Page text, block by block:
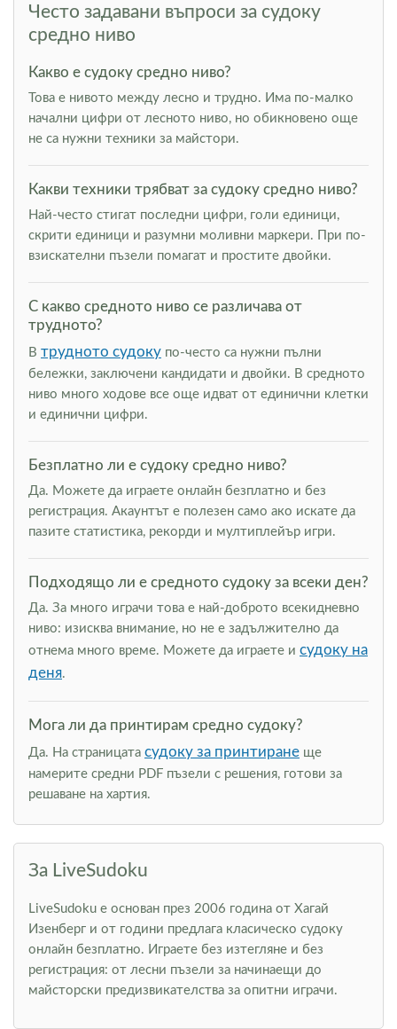
Често задавани въпроси за судоку
средно ниво
Какво е судоку средно ниво?
Това е нивото между лесно и трудно. Има по-малко
начални цифри от лесното ниво, но обикновено още
не са нужни техники за майстори.
Какви техники трябват за судоку средно ниво?
Най-често стигат последни цифри, голи единици,
скрити единици и разумни моливни маркери. При по-
взискателни пъзели помагат и простите двойки.
С какво средното ниво се различава от
трудното?
В трудното судоку по-често са нужни пълни
бележки, заключени кандидати и двойки. В средното
ниво много ходове все още идват от единични клетки
и единични цифри.
Безплатно ли е судоку средно ниво?
Да. Можете да играете онлайн безплатно и без
регистрация. Акаунтът е полезен само ако искате да
пазите статистика, рекорди и мултиплейър игри.
Подходящо ли е средното судоку за всеки ден?
Да. За много играчи това е най-доброто всекидневно
ниво: изисква внимание, но не е задължително да
отнема много време. Можете да играете и судоку на
деня.
Мога ли да принтирам средно судоку?
Да. На страницата судоку за принтиране ще
намерите средни PDF пъзели с решения, готови за
решаване на хартия.
За LiveSudoku
LiveSudoku е основан през 2006 година от Хагай
Изенберг и от години предлага класическо судоку
онлайн безплатно. Играете без изтегляне и без
регистрация: от лесни пъзели за начинаещи до
майсторски предизвикателства за опитни играчи.